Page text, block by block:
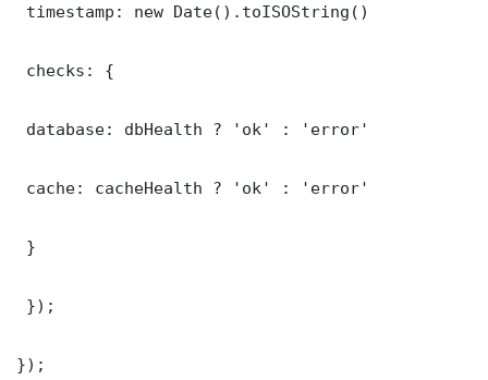
timestamp: new Date().toISOString()
checks: {
database: dbHealth ? 'ok' : 'error'
cache: cacheHealth ? 'ok' : 'error'
}
});
});